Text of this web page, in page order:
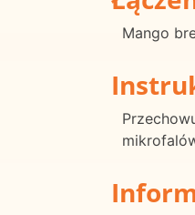
Mango